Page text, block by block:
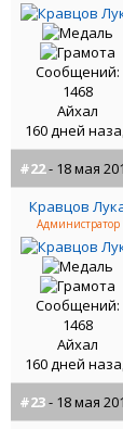
Сообщений:
1468
Айхал
160 дней
#22- 18 мая
Кравцов
Администратор
Сообщений:
1468
Айхал
160 дней
#23- 18 мая